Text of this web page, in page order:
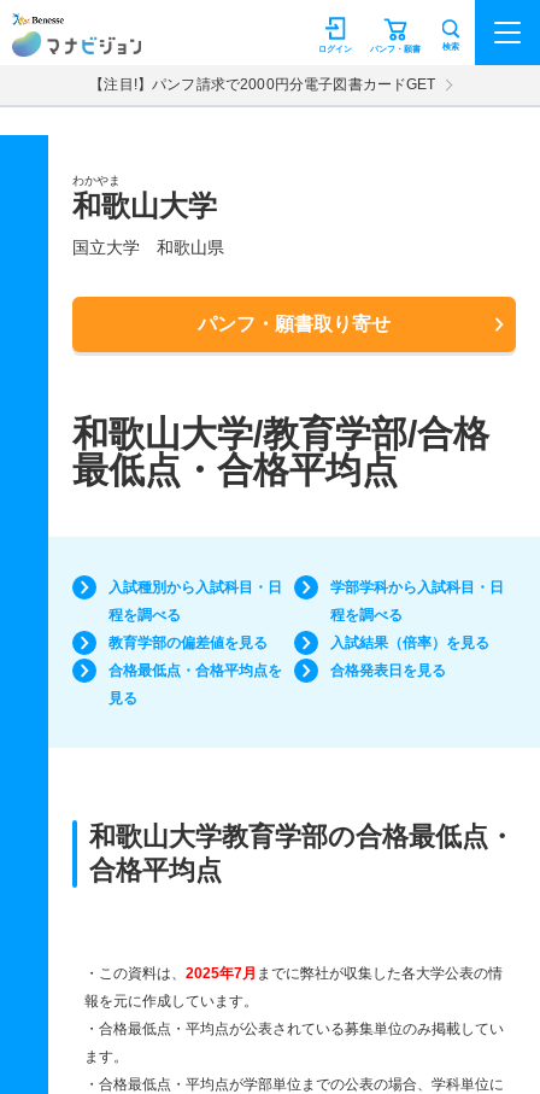
マナビジョン パンフ・願書
ログイン 検索
【注目!】パンフ請求で2000円分電子図書カードGET
わかやま
和歌山大学
国立大学 和歌山県
パンフ・願書取り寄せ
和歌山大学/教育学部/合格
最低点・合格平均点
入試種別から入試科目・日
程を調べる
学部学科から入試科目・日
程を調べる
教育学部の偏差値を見る
入試結果（倍率）を見る
合格最低点・合格平均点を
見る
合格発表日を見る
和歌山大学教育学部の合格最低点・
合格平均点
・この資料は、 2025年7月 までに弊社が収集した各大学公表の情
報を元に作成しています。
・合格最低点・平均点が公表されている募集単位のみ掲載してい
ます。
・合格最低点・平均点が学部単位までの公表の場合、学科単位に